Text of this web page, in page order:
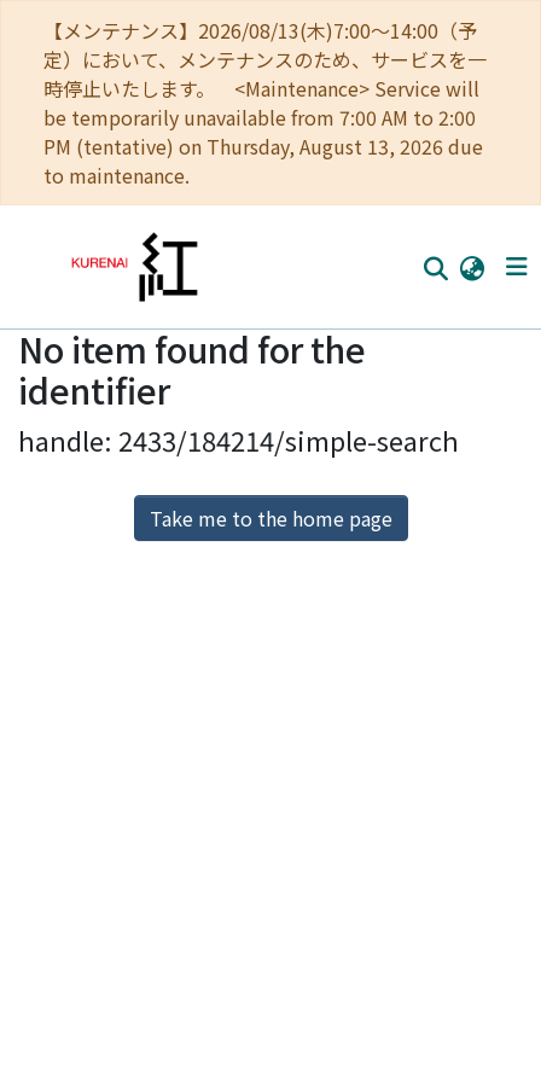
【メンテナンス】2026/08/13(木)7:00～14:00（予
定）において、メンテナンスのため、サービスを一
時停止いたします。 <Maintenance> Service will
be temporarily unavailable from 7:00 AM to 2:00
PM (tentative) on Thursday, August 13, 2026 due
to maintenance.
Home
Communities
Browse
Download Ranking
No item found for the
identifier
handle: 2433/184214/simple-search
Take me to the home page